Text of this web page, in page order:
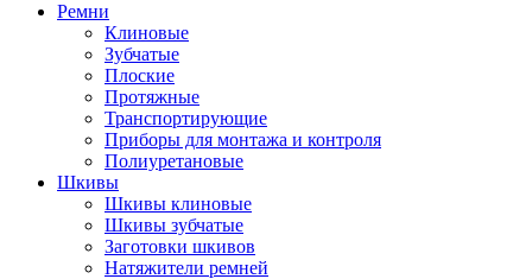
Ремни
Клиновые
Зубчатые
Плоские
Протяжные
Транспортирующие
Приборы для монтажа и контроля
Полиуретановые
Шкивы
Шкивы клиновые
Шкивы зубчатые
Заготовки шкивов
Натяжители ремней